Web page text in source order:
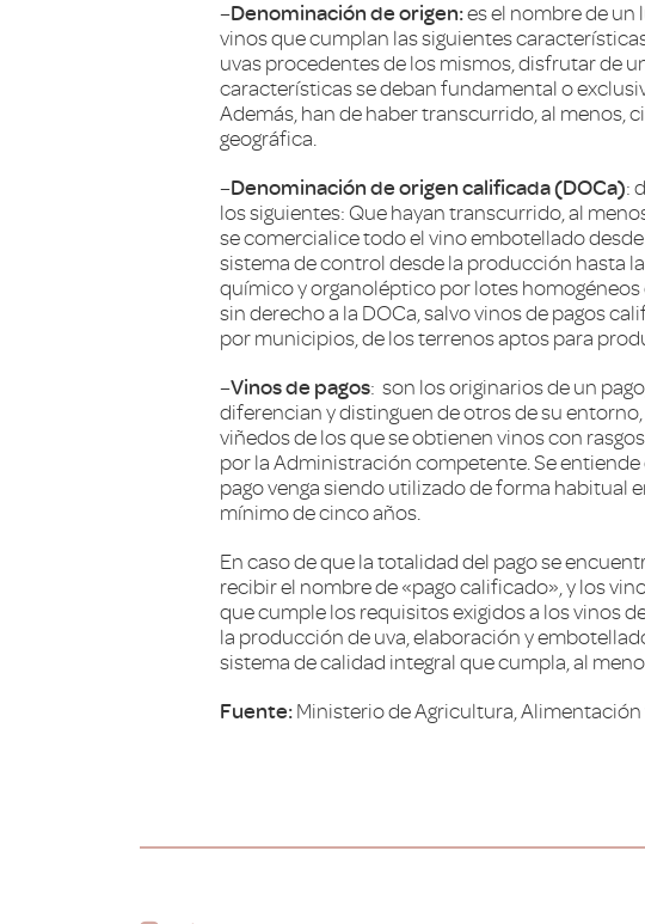
–Denominación de origen:es el nombre de
vinos que cumplan las siguientes
uvas procedentes de los mismos, disfrutar de
características se deban fundamental o
Además, han de haber transcurrido, al
geográfica.
–Denominación de origen calificada (DOCa):
los siguientes: Que hayan transcurrido, al
se comercialice todo el vino embotellado
sistema de control desde la producción hasta
químico y organoléptico por lotes
sin derecho a la DOCa, salvo vinos de pagos
por municipios, de los terrenos aptos para
–Vinos de pagos: son los originarios de un
diferencian y distinguen de otros de su
viñedos de los que se obtienen vinos con
por la Administración competente. Se
pago venga siendo utilizado de forma habitual
mínimo de cinco años.
En caso de que la totalidad del pago se
recibir el nombre de «pago calificado», y los
que cumple los requisitos exigidos a los vinos
la producción de uva, elaboración y
sistema de calidad integral que cumpla, al
Fuente:Ministerio de Agricultura, Alimentación